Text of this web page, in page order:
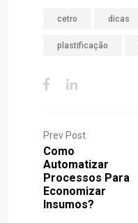
cetro dicas
plastificação
Prev Post
Como
Automatizar
Processos Para
Economizar
Insumos?